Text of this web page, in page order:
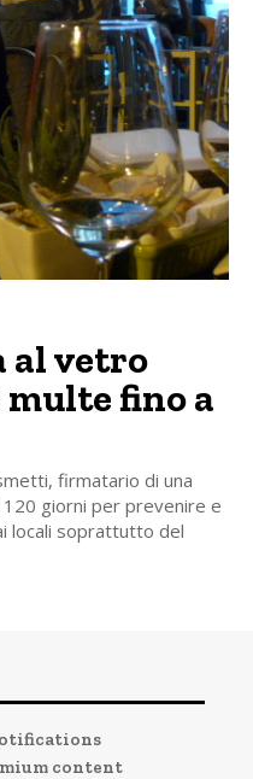
al vetro
multe fino a
firmatario di una
giorni per prevenire e
locali soprattutto del
content